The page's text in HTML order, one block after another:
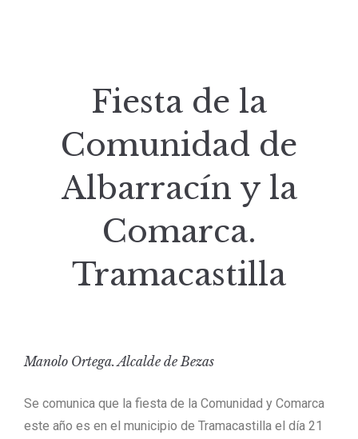
Fiesta de la
Comunidad de
Albarracín y la
Comarca.
Tramacastilla
Manolo Ortega. Alcalde de Bezas
Se comunica que la fiesta de la Comunidad y Comarca
este año es en el municipio de Tramacastilla el día 21